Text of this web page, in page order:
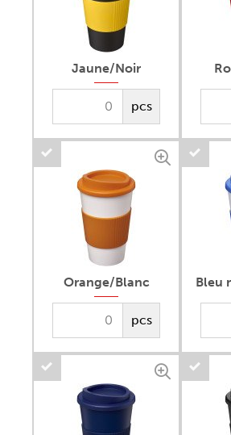
Jaune/Noir
pcs
Orange/Blanc
pcs
Bleu